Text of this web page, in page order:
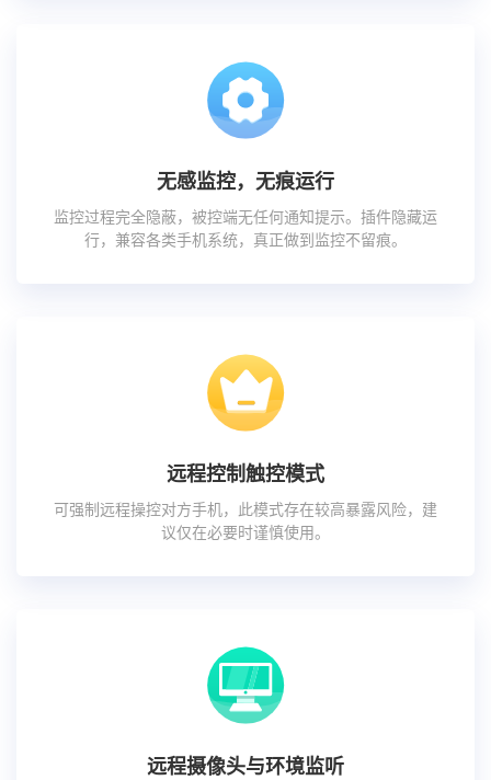
无感监控，无痕运行
监控过程完全隐蔽，被控端无任何通知提示。插件隐藏运
行，兼容各类手机系统，真正做到监控不留痕。
远程控制触控模式
可强制远程操控对方手机，此模式存在较高暴露风险，建
议仅在必要时谨慎使用。
远程摄像头与环境监听